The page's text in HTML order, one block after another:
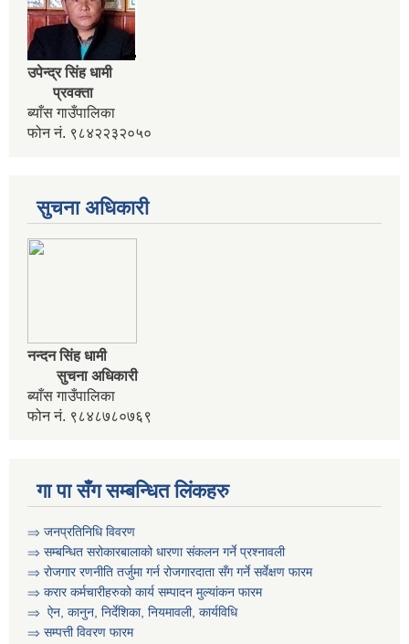
उपेन्द्र सिंह धामी
प्रवक्ता
ब्याँस गाउँपालिका
फोन नं. ९८४२२३२०५०
सुचना अधिकारी
नन्दन सिंह धामी
सुचना अधिकारी
ब्याँस गाउँपालिका
फोन नं. ९८४८७८०७६९
गा पा सँग सम्बन्धित लिंकहरु
⇒ जनप्रतिनिधि विवरण
⇒ सम्बन्धित सरोकारबालाको धारणा संकलन गर्ने प्रश्नावली
⇒ रोजगार रणनीति तर्जुमा गर्न रोजगारदाता सँग गर्ने सर्वेक्षण फारम
⇒ करार कर्मचारीहरुको कार्य सम्पादन मुल्या‌ंकन फारम
⇒ ऐन, कानुन, निर्देशिका, नियमावली, कार्यविधि
⇒ सम्पत्ती विवरण फारम